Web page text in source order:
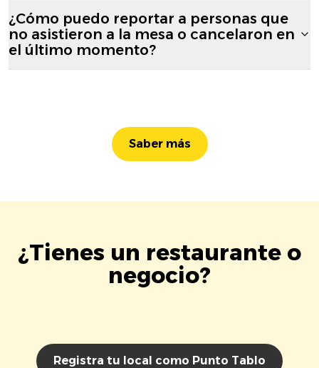
¿Cómo puedo reportar a personas que
no asistieron a la mesa o cancelaron en
el último momento?
Saber más
¿Tienes un restaurante o
negocio?
Registra tu local como Punto Tablo